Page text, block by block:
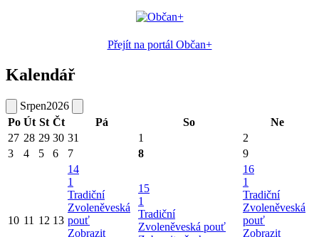
Přejít na portál Občan+
Kalendář
Srpen2026
Po Út St Čt Pá So
Ne
27 28 29 30 31 1
2
3
4 5 6 7 8 9
10 11 12 13
14
1
Tradiční
Zvoleněveská
pouť
Zobrazit
15
1
Tradiční
Zvoleněveská pouť
16
1
Tradiční
Zvoleněveská
pouť
Zobrazit